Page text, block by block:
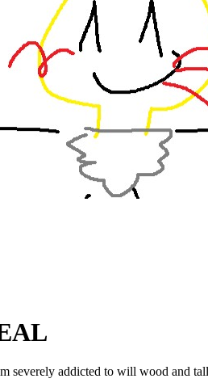
severely addicted to will wood and